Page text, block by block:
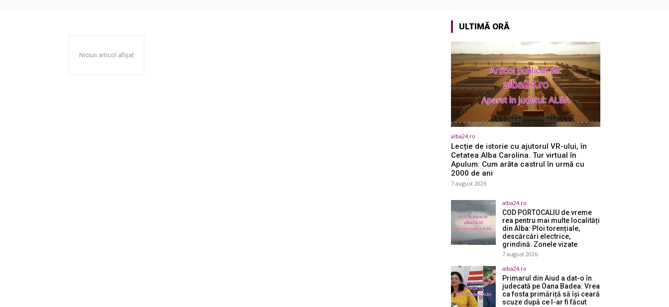
Niciun articol afișat
ULTIMĂ ORĂ
alba24.ro
Lecție de istorie cu ajutorul VR-ului, în
Cetatea Alba Carolina. Tur virtual în
Apulum: Cum arăta castrul în urmă cu
2000 de ani
7 august 2026
alba24.ro
COD PORTOCALIU de vreme
rea pentru mai multe localități
din Alba: Ploi torențiale,
descărcări electrice,
grindină. Zonele vizate
7 august 2026
alba24.ro
Primarul din Aiud a dat-o în
judecată pe Oana Badea: Vrea
ca fosta primăriță să își ceară
scuze după ce l-ar fi făcut